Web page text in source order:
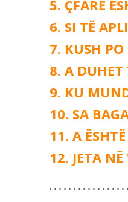
ÇFARË
SI TË
KUSH
A DUHET
KU
SA
A
JETA